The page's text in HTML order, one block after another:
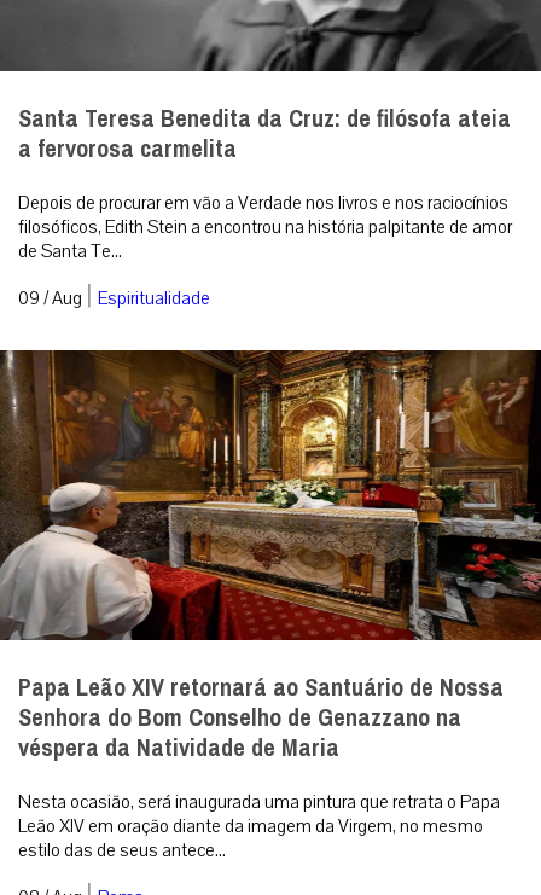
Santa Teresa Benedita da Cruz: de filósofa ateia
a fervorosa carmelita
Depois de procurar em vão a Verdade nos livros e nos raciocínios
filosóficos, Edith Stein a encontrou na história palpitante de amor
de Santa Te...
09 / Aug | Espiritualidade
Papa Leão XIV retornará ao Santuário de Nossa
Senhora do Bom Conselho de Genazzano na
véspera da Natividade de Maria
Nesta ocasião, será inaugurada uma pintura que retrata o Papa
Leão XIV em oração diante da imagem da Virgem, no mesmo
estilo das de seus antece...